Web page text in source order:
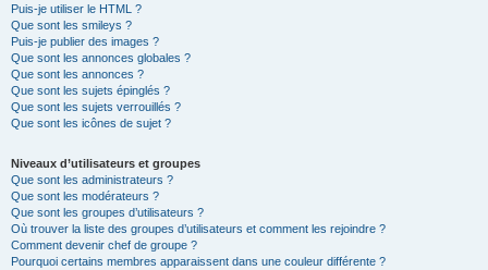
Puis-je utiliser le HTML ?
Que sont les smileys ?
Puis-je publier des images ?
Que sont les annonces globales ?
Que sont les annonces ?
Que sont les sujets épinglés ?
Que sont les sujets verrouillés ?
Que sont les icônes de sujet ?
Niveaux d’utilisateurs et groupes
Que sont les administrateurs ?
Que sont les modérateurs ?
Que sont les groupes d’utilisateurs ?
Où trouver la liste des groupes d’utilisateurs et comment les rejoindre ?
Comment devenir chef de groupe ?
Pourquoi certains membres apparaissent dans une couleur différente ?